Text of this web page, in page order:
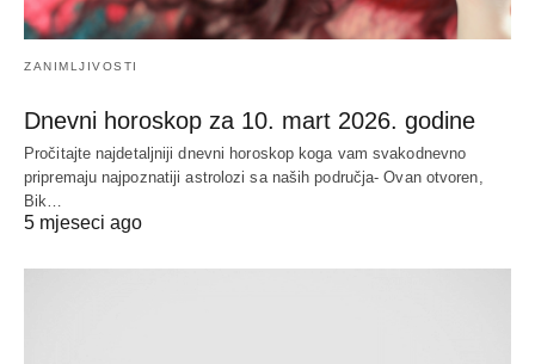
ZANIMLJIVOSTI
Dnevni horoskop za 10. mart 2026. godine
Pročitajte najdetaljniji dnevni horoskop koga vam svakodnevno
pripremaju najpoznatiji astrolozi sa naših područja- Ovan otvoren,
Bik…
5 mjeseci ago